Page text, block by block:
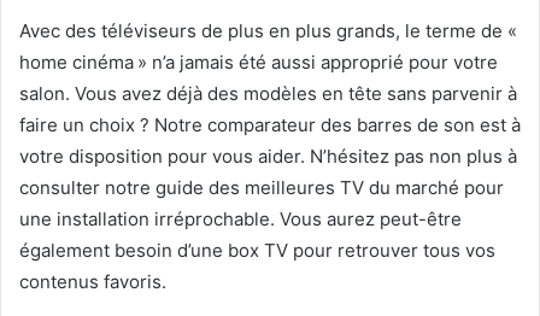
Avec des téléviseurs de plus en plus grands, le terme de «
home cinéma » n’a jamais été aussi approprié pour votre
salon. Vous avez déjà des modèles en tête sans parvenir à
faire un choix ? Notre comparateur des barres de son est à
votre disposition pour vous aider. N’hésitez pas non plus à
consulter notre guide des meilleures TV du marché pour
une installation irréprochable. Vous aurez peut-être
également besoin d’une box TV pour retrouver tous vos
contenus favoris.